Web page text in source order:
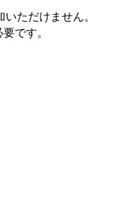
ただけません。
です。